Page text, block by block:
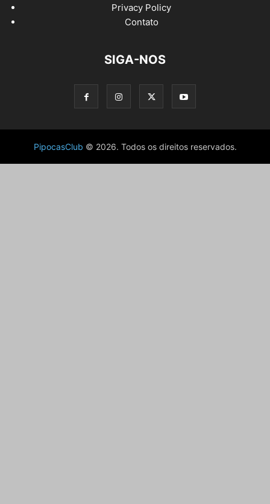
Privacy Policy
Contato
SIGA-NOS
PipocasClub © 2026. Todos os direitos reservados.